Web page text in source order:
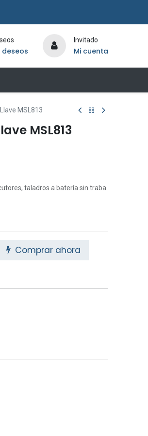
Invitado
Mi cuenta
MSL813
MSL813
taladros a batería sin traba
Comprar ahora